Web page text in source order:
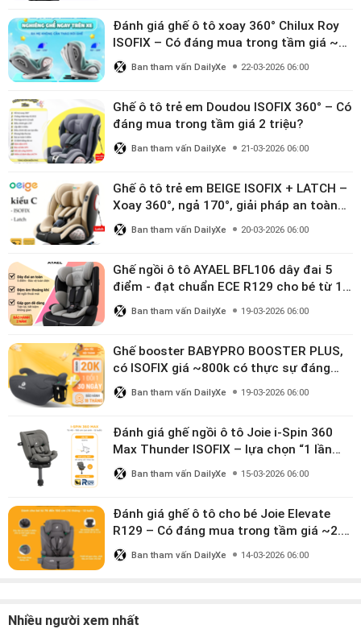
Đánh giá ghế ô tô xoay 360° Chilux Roy
ISOFIX – Có đáng mua trong tầm giá ~3
triệu
Ban tham vấn DailyXe 22-03-2026 06:00
Ghế ô tô trẻ em Doudou ISOFIX 360° – Có
đáng mua trong tầm giá 2 triệu?
Ban tham vấn DailyXe 21-03-2026 06:00
Ghế ô tô trẻ em BEIGE ISOFIX + LATCH –
Xoay 360°, ngả 170°, giải pháp an toàn
linh hoạt cho bé 0–10 tuổi
Ban tham vấn DailyXe 20-03-2026 06:00
Ghế ngồi ô tô AYAEL BFL106 dây đai 5
điểm - đạt chuẩn ECE R129 cho bé từ 1–
10 tuổi
Ban tham vấn DailyXe 19-03-2026 06:00
Ghế booster BABYPRO BOOSTER PLUS,
có ISOFIX giá ~800k có thực sự đáng
mua?
Ban tham vấn DailyXe 19-03-2026 06:00
Đánh giá ghế ngồi ô tô Joie i-Spin 360
Max Thunder ISOFIX – lựa chọn “1 lần
dùng đến 12 năm” có đáng giá gần 9
triệu?
Ban tham vấn DailyXe 15-03-2026 06:00
Đánh giá ghế ô tô cho bé Joie Elevate
R129 – Có đáng mua trong tầm giá ~2.8
triệu?
Ban tham vấn DailyXe 14-03-2026 06:00
Nhiều người xem nhất